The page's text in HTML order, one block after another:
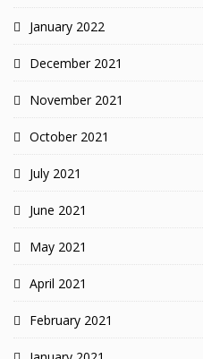
January 2022
December 2021
November 2021
October 2021
July 2021
June 2021
May 2021
April 2021
February 2021